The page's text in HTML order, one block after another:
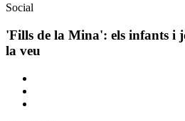
Àmbit
la
notícia
Social
'Fills de la Mina': els infants i
la veu
Comparteix